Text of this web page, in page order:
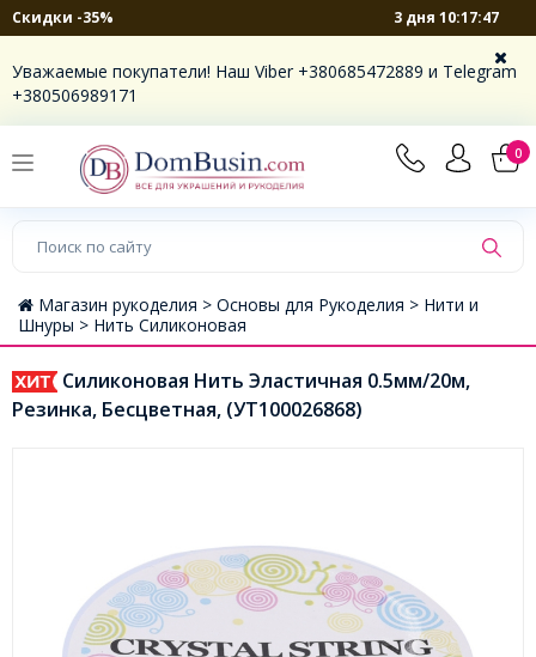
Скидки -35% 3 дня 10:17:46
Уважаемые покупатели! Наш Viber +380685472889 и Telegram
+380506989171
0
Магазин рукоделия > Основы для Рукоделия > Нити и
Шнуры > Нить Силиконовая
Силиконовая Нить Эластичная 0.5мм/20м,
Резинка, Бесцветная, (УТ100026868)